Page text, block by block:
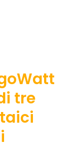
tre